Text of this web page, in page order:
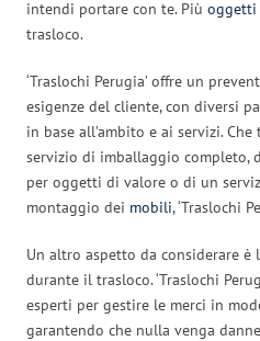
intendi portare con te. Più oggetti
trasloco.
‘Traslochi Perugia’ offre un
esigenze del cliente, con diversi
in base all’ambito e ai servizi.
servizio di imballaggio completo,
per oggetti di valore o di un
montaggio dei mobili, ‘Traslochi
Un altro aspetto da considerare è
durante il trasloco. ‘Traslochi
esperti per gestire le merci in
garantendo che nulla venga